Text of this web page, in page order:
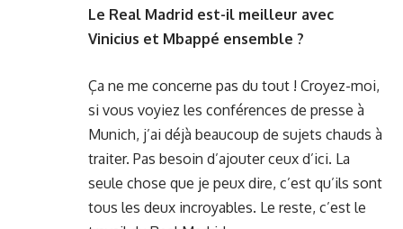
Le Real Madrid est-il meilleur avec
Vinicius et Mbappé ensemble ?
Ça ne me concerne pas du tout ! Croyez-moi,
si vous voyiez les conférences de presse à
Munich, j’ai déjà beaucoup de sujets chauds à
traiter. Pas besoin d’ajouter ceux d’ici. La
seule chose que je peux dire, c’est qu’ils sont
tous les deux incroyables. Le reste, c’est le